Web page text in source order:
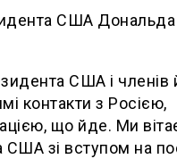
США
США і членів
контакти з Росією,
що йде. Ми
США зі вступом на